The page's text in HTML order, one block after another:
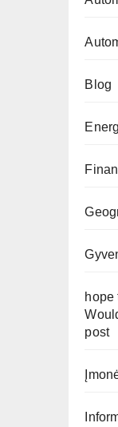
Blog
hope
post